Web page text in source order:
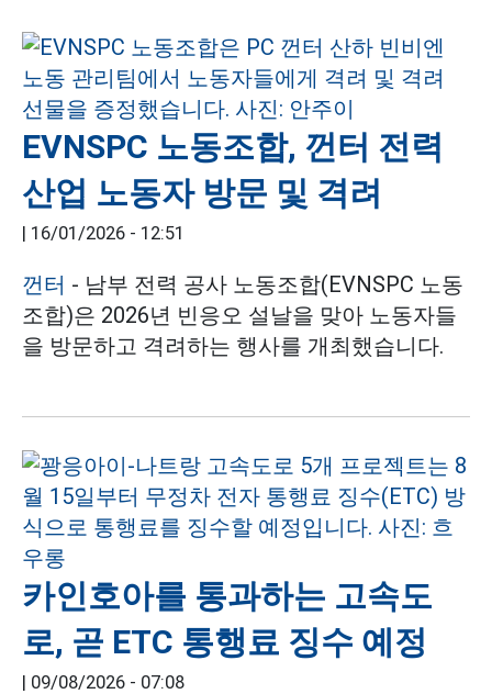
EVNSPC 노동조합, 껀터 전력
산업 노동자 방문 및 격려
| 16/01/2026 - 12:51
껀터 - 남부 전력 공사 노동조합(EVNSPC 노동
조합)은 2026년 빈응오 설날을 맞아 노동자들
을 방문하고 격려하는 행사를 개최했습니다.
카인호아를 통과하는 고속도
로, 곧 ETC 통행료 징수 예정
| 09/08/2026 - 07:08